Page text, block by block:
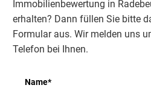
Immobilienbewertung in
erhalten? Dann füllen Sie bitte
Formular aus. Wir melden uns
Telefon bei Ihnen.
Name*